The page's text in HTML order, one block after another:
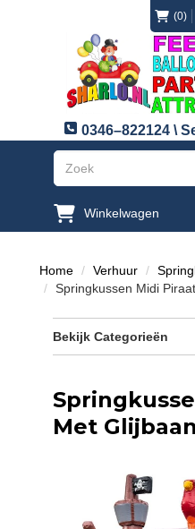
(0)
0346–822124 \
Winkelwagen
Home Verhuur
Springkussen Midi
Bekijk Categorieën
Met Glijbaan